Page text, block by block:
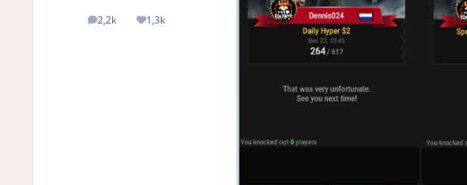
2,2k
posts 1,3k
Reputation